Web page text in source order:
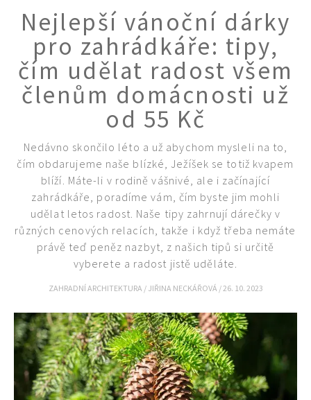
Naše krásná zahrada
Nejlepší vánoční dárky
pro zahrádkáře: tipy,
čím udělat radost všem
členům domácnosti už
od 55 Kč
Nedávno skončilo léto a už abychom mysleli na to,
čím obdarujeme naše blízké, Ježíšek se totiž kvapem
blíží. Máte-li v rodině vášnivé, ale i začínající
zahrádkáře, poradíme vám, čím byste jim mohli
udělat letos radost. Naše tipy zahrnují dárečky v
různých cenových relacích, takže i když třeba nemáte
právě teď peněz nazbyt, z našich tipů si určitě
vyberete a radost jistě uděláte.
ZAHRADNÍ ARCHITEKTURA / JIŘINA NECKÁŘOVÁ /26. 10. 2023